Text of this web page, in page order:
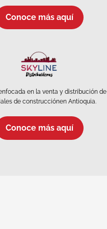
Conoce más aquí
en la venta y distribución de
de construcciónen Antioquia.
Conoce más aquí